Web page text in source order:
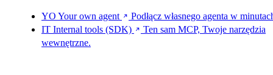
YO Your own agent
Podłącz własnego agenta w
IT Internal tools (SDK)
Ten sam MCP, Twoje narzędzia
wewnętrzne.